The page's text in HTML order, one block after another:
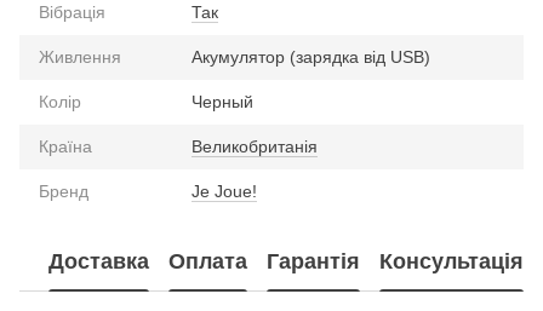
Вібрація Так
Живлення Акумулятор (зарядка від USB)
Колір Черный
Країна Великобританія
Бренд Je Joue!
Доставка Оплата Гарантія Консультація